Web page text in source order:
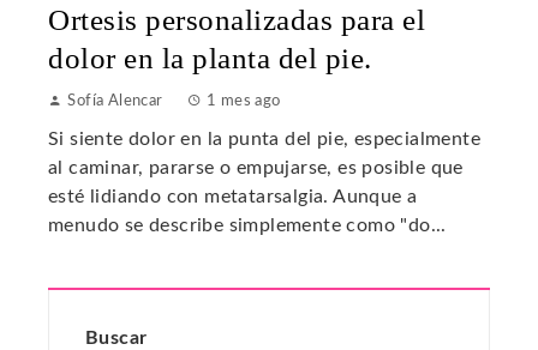
Ortesis personalizadas para el
dolor en la planta del pie.
Sofía Alencar 1 mes ago
Si siente dolor en la punta del pie, especialmente
al caminar, pararse o empujarse, es posible que
esté lidiando con metatarsalgia. Aunque a
menudo se describe simplemente como "do...
Buscar